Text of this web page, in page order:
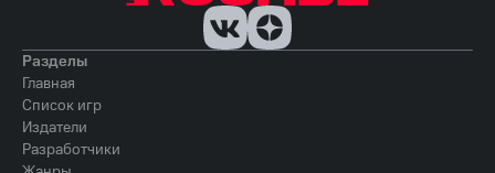
Разделы
Главная
Список игр
Издатели
Разработчики